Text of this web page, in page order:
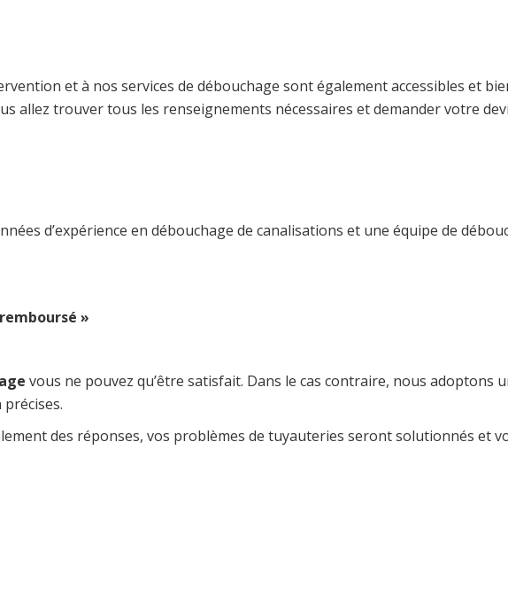
et à nos services de débouchage sont également accessibles et
allez trouver tous les renseignements nécessaires et demander votre
d’expérience en débouchage de canalisations et une équipe de
»
vous ne pouvez qu’être satisfait. Dans le cas contraire, nous adoptons
des réponses, vos problèmes de tuyauteries seront solutionnés et